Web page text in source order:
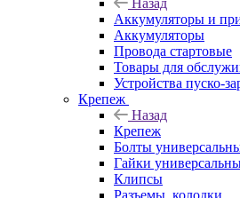
Назад
Аккумуляторы и
Аккумуляторы
Провода стартовые
Товары для
Устройства пуско-
Крепеж
Назад
Крепеж
Болты
Гайки
Клипсы
Разъемы, колодки